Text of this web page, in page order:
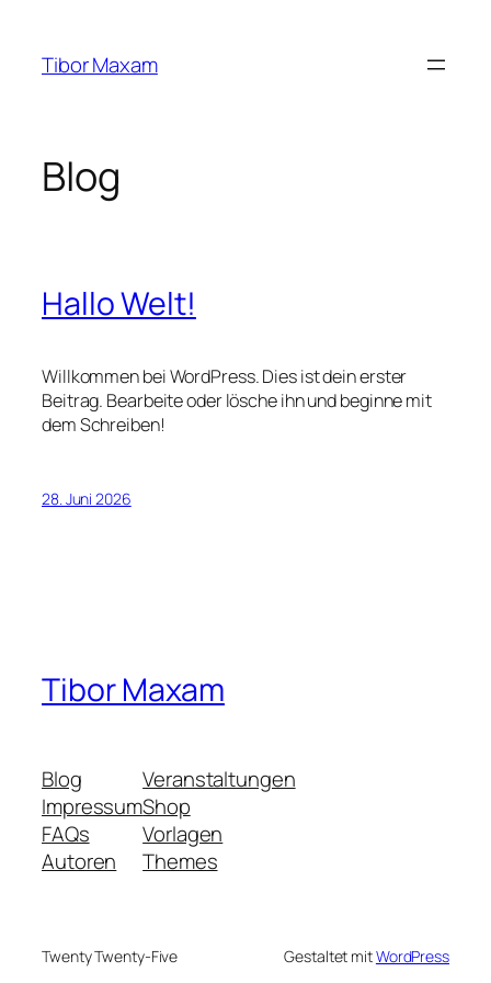
springen
Tibor Maxam
Blog
Hallo Welt!
Willkommen bei WordPress. Dies ist dein erster
Beitrag. Bearbeite oder lösche ihn und beginne mit
dem Schreiben!
28. Juni 2026
Tibor Maxam
Blog
Impressum
FAQs
Autoren
Veranstaltungen
Shop
Vorlagen
Themes
Twenty Twenty-Five Gestaltet mitWordPress